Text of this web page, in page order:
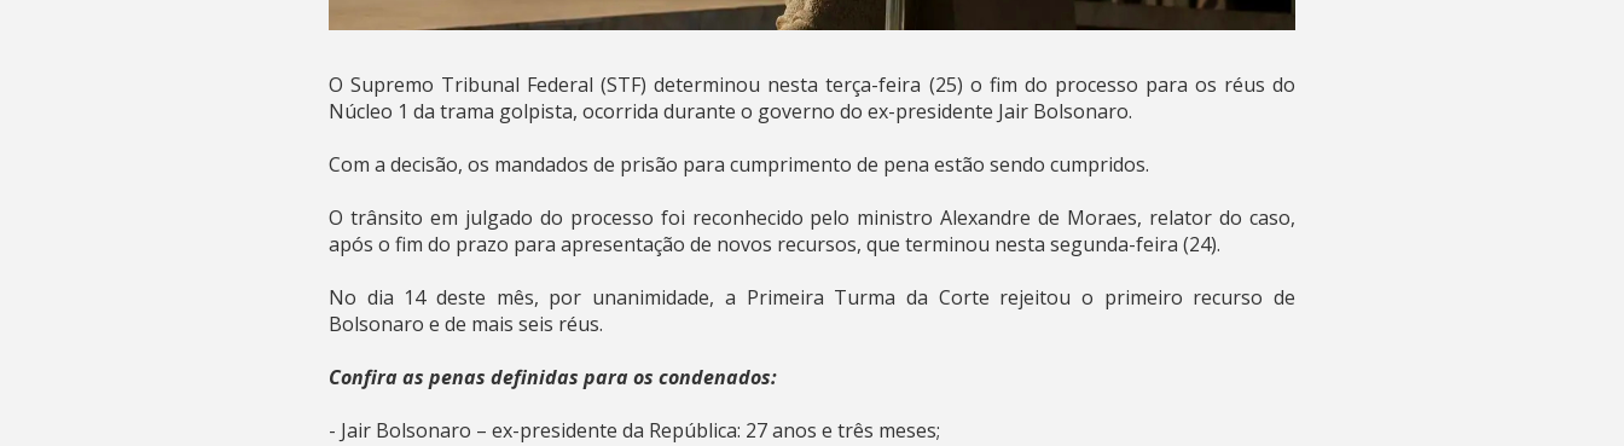
O Supremo Tribunal Federal (STF) determinou nesta terça-feira (25) o fim do processo para os réus do
Núcleo 1 da trama golpista, ocorrida durante o governo do ex-presidente Jair Bolsonaro.
Com a decisão, os mandados de prisão para cumprimento de pena estão sendo cumpridos.
O trânsito em julgado do processo foi reconhecido pelo ministro Alexandre de Moraes, relator do caso,
após o fim do prazo para apresentação de novos recursos, que terminou nesta segunda-feira (24).
No dia 14 deste mês, por unanimidade, a Primeira Turma da Corte rejeitou o primeiro recurso de
Bolsonaro e de mais seis réus.
Confira as penas definidas para os condenados:
- Jair Bolsonaro – ex-presidente da República: 27 anos e três meses;